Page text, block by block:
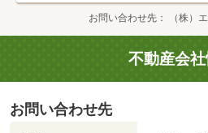
お問い合わせ先 （株）
不動産会
お問い合わせ先